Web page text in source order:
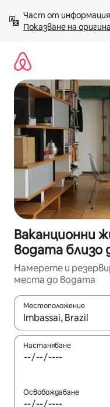
към
съдържанието
Показване на
Ваканционни
водата близо
Намерете и
места до водата
Местоположение
Когато
Настаняване
Освобождаване